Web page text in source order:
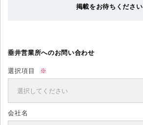
掲載をお待ちください
垂井営業所へのお問い合わせ
選択項目 ※
会社名